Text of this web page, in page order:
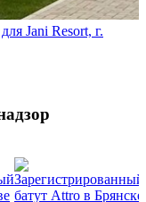
Jani Resort, г.